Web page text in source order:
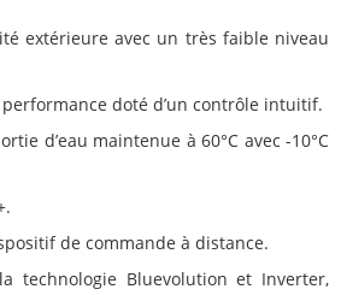
extérieure avec un très faible niveau
doté d’un contrôle intuitif.
d’eau maintenue à 60°C avec -10°C
de commande à distance.
technologie Bluevolution et Inverter,